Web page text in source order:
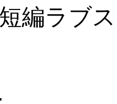
編ラブ